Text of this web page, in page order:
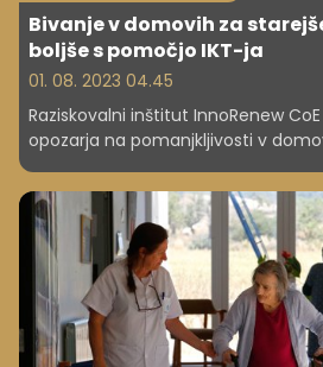
Bivanje v domovih za
boljše s pomočjo IKT-ja
01. 08. 2023 04.45
Raziskovalni inštitut InnoRenew
opozarja na pomanjkljivosti v
podaja predloge za izboljšanje.
opremili s sodobnimi napravami
komunikacijske tehnologije (IKT),
spremljali denimo kakovost zraka
prostoru, so zapisali.